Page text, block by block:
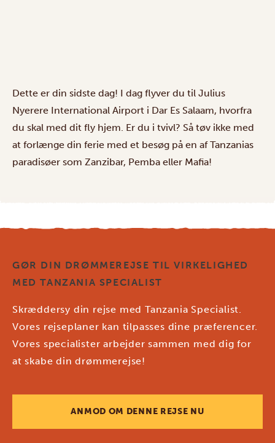
Dette er din sidste dag! I dag flyver du til Julius
Nyerere International Airport i Dar Es Salaam, hvorfra
du skal med dit fly hjem. Er du i tvivl? Så tøv ikke med
at forlænge din ferie med et besøg på en af Tanzanias
paradisøer som Zanzibar, Pemba eller Mafia!
GØR DIN DRØMMEREJSE TIL VIRKELIGHED
MED TANZANIA SPECIALIST
Skræddersy din rejse med Tanzania Specialist.
Vores rejseplaner kan tilpasses dine præferencer.
Vores specialister arbejder sammen med dig for
at skabe din drømmerejse!
ANMOD OM DENNE REJSE NU